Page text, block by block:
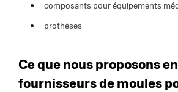
composants pour équipements
prothèses
Ce que nous proposons
fournisseurs de moules